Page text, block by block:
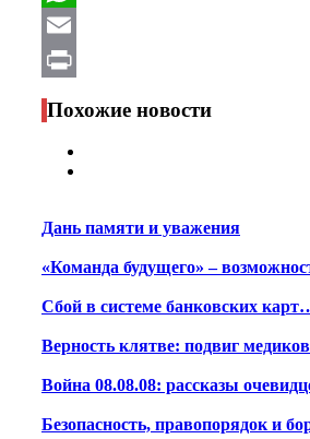
WhatsApp
Email
Print
Похожие новости
Дань памяти и уважения
«Команда будущего» –
Сбой в системе банковских
Верность клятве: подвиг
Война 08.08.08: рассказы
Безопасность, правопорядок и